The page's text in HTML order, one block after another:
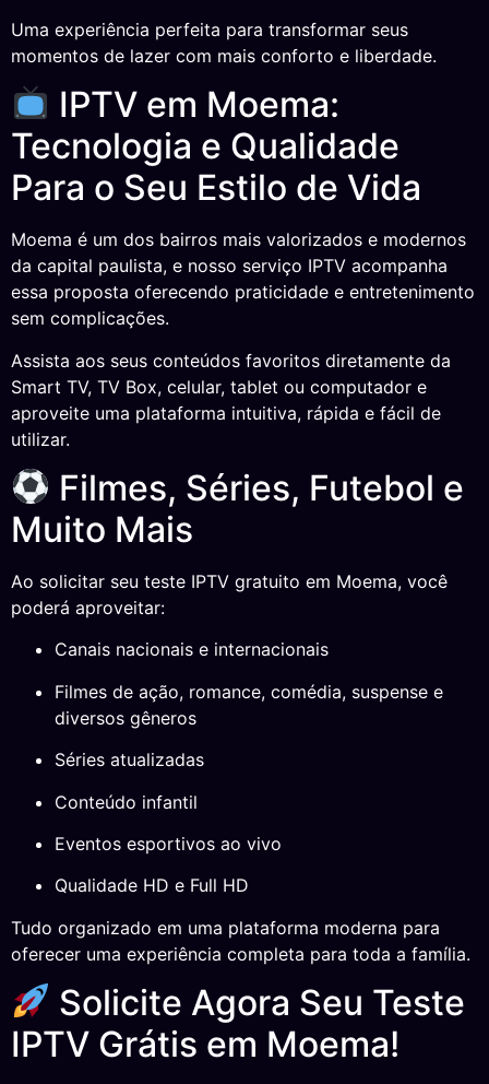
Uma experiência perfeita para transformar seus
momentos de lazer com mais conforto e liberdade.
IPTV em Moema:
Tecnologia e Qualidade
Para o Seu Estilo de Vida
Moema é um dos bairros mais valorizados e modernos
da capital paulista, e nosso serviço IPTV acompanha
essa proposta oferecendo praticidade e entretenimento
sem complicações.
Assista aos seus conteúdos favoritos diretamente da
Smart TV, TV Box, celular, tablet ou computador e
aproveite uma plataforma intuitiva, rápida e fácil de
utilizar.
Filmes, Séries, Futebol e
Muito Mais
Ao solicitar seu teste IPTV gratuito em Moema, você
poderá aproveitar:
Canais nacionais e internacionais
Filmes de ação, romance, comédia, suspense e
diversos gêneros
Séries atualizadas
Conteúdo infantil
Eventos esportivos ao vivo
Qualidade HD e Full HD
Tudo organizado em uma plataforma moderna para
oferecer uma experiência completa para toda a família.
Solicite Agora Seu Teste
IPTV Grátis em Moema!